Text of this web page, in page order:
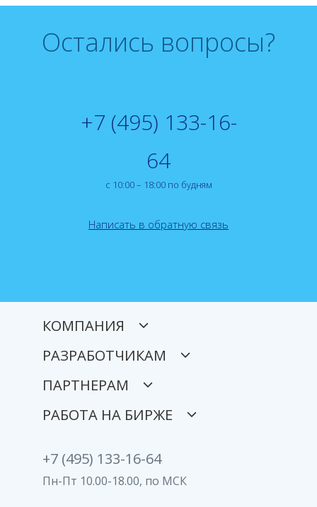
Остались вопросы?
+7 (495) 133-16-
64
с 10:00 – 18:00 по будням
Написать в обратную связь
КОМПАНИЯ
РАЗРАБОТЧИКАМ
ПАРТНЕРАМ
РАБОТА НА БИРЖЕ
+7 (495) 133-16-64
Пн-Пт 10.00-18.00, по МСК